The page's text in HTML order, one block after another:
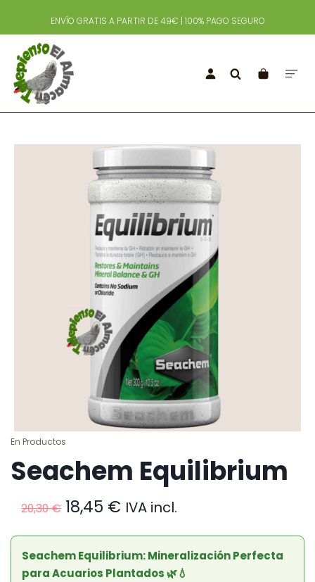
ENVÍO GRATIS A PARTIR DE 49€ | 100% PAGO SEGURO
En Productos
Seachem Equilibrium
20,30€ El
precio
original
era:
20,30 €.
18,45 € El
actual
es:
18,45 €.
IVA incl.
Seachem Equilibrium: Mineralización Perfecta
para Acuarios Plantados 🌿💧